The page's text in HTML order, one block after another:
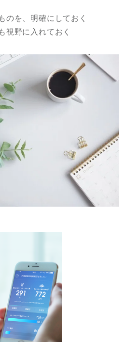
のを、明確にしておく
視野に入れておく